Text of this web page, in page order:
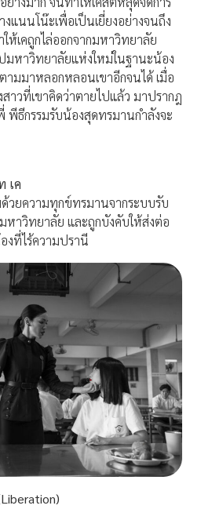
แนนโน๊ะเพื่อเป็นเยี่ยงอย่างจนถึง
ห้เคถูกไล่ออกจากมหาวิทยาลัย
มหาวิทยาลัยแห่งใหม่ในฐานะน้อง
ามมาหลอกหลอนเขาอีกจนได้ เมื่อ
วที่เขาคิดว่าตายไปแล้ว มาปรากฎ
พีธีกรรมรับน้องสุดทรมานกำลังจะ
เค
ยความทุกข์ทรมานจากระบบรับ
หาวิทยาลัย และถูกบังคับให้ส่งต่อ
งที่ไร้ความปรานี